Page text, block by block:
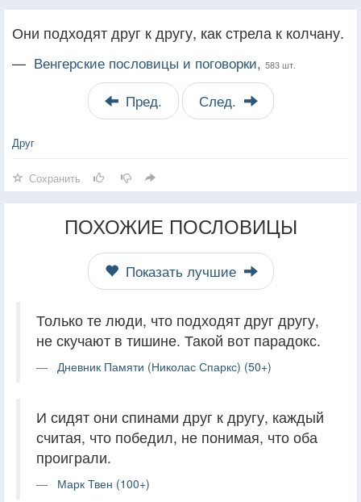
Они подходят друг к другу, как стрела к колчану.
— Венгерские пословицы и поговорки, 583 шт.
Пред. След.
Друг
Сохранить
ПОХОЖИЕ ПОСЛОВИЦЫ
Показать лучшие
Только те люди, что подходят друг другу,
не скучают в тишине. Такой вот парадокс.
Дневник Памяти (Николас Спаркс) (50+)
И сидят они спинами друг к другу, каждый
считая, что победил, не понимая, что оба
проиграли.
Марк Твен (100+)